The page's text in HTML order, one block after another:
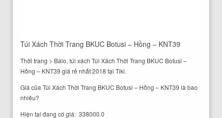
Túi Xách Thời Trang BKUC Botusi – Hồng – KNT39
Thời trang > Balo, túi xách Túi Xách Thời Trang BKUC Botusi –
Hồng – KNT39 giá rẻ nhất 2018 tại Tiki.
Giá của Túi Xách Thời Trang BKUC Botusi – Hồng – KNT39 là bao
nhiêu?
Hiện tại đang có giá: 338000.0